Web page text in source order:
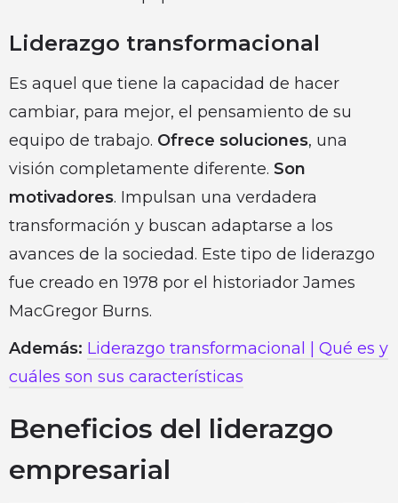
Liderazgo transformacional
Es aquel que tiene la capacidad de hacer
cambiar, para mejor, el pensamiento de su
equipo de trabajo. Ofrece soluciones, una
visión completamente diferente. Son
motivadores. Impulsan una verdadera
transformación y buscan adaptarse a los
avances de la sociedad. Este tipo de liderazgo
fue creado en 1978 por el historiador James
MacGregor Burns.
Además: Liderazgo transformacional | Qué es y
cuáles son sus características
Beneficios del liderazgo
empresarial